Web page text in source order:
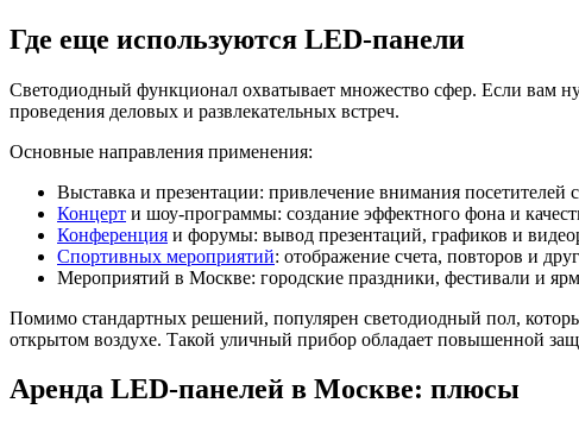
Где еще используются LED-панели
Светодиодный функционал охватывает множество сфер. Если вам
проведения деловых и развлекательных встреч.
Основные направления применения:
Выставка и презентации: привлечение внимания посетителей
Концерт и шоу-программы: создание эффектного фона и
Конференция и форумы: вывод презентаций, графиков и
Спортивных мероприятий: отображение счета, повторов и
Мероприятий в Москве: городские праздники, фестивали и
Помимо стандартных решений, популярен светодиодный пол,
открытом воздухе. Такой уличный прибор обладает повышенной
Аренда LED-панелей в Москве: плюсы